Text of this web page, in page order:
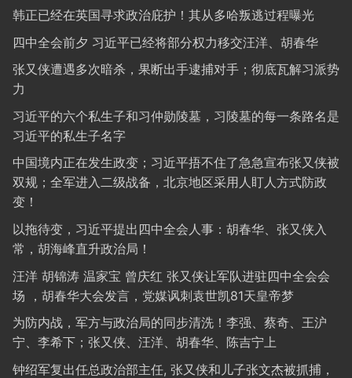
韩正已经在英国寻求政治庇护！其从多哈叛逃过程曝光
四中全会前夕 习近平已经将部分权力移交汪洋、胡春华
张又侠遭遇多次暗杀，果断出手逮捕对手；彻底瓦解习派势
力
习近平的六个私生子和习仲勋陵墓，习陵墓的每一条路名是
习近平的私生子名字
中国境内正在发生政变；习近平捂不住了急急宣布张又侠被
双规；全军进入二级战备，北京地区采用人盯人方式防政
变！
以拖待变，习近平提出四中全会人事：胡春华、张又侠入
常，胡海峰直升政治局！
汪洋 胡锦涛 温家宝 曾庆红 张又侠让军队进驻四中全会会
场 ，胡春华大会发言，党媒讽刺袁世凯81天皇帝梦
为防内战，军方与政治局的同步清洗！李强、蔡奇、王沪
宁、李希下；张又侠、汪洋、胡春华、陈吉宁上
钟绍军复出任总政治部主任, 张又侠和儿子张文杰被抓捕，